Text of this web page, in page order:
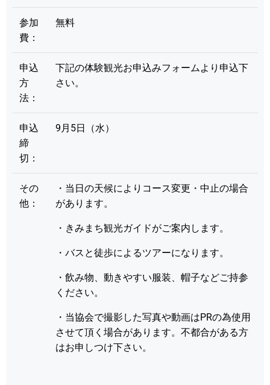
参加
費：
無料
申込
方
法：
下記の体験観光お申込みフォームより申込下
さい。
申込
締
切：
9月5日（水）
その
他：
・当日の天候によりコース変更・中止の場合
があります。
・きみまち観光ガイドがご案内します。
・バスと徒歩によるツアーになります。
・飲み物、動きやすい服装、帽子などご持参
ください。
・当協会で撮影した写真や動画はPRの為使用
させて頂く場合があります。不都合がある方
はお申しつけ下さい。